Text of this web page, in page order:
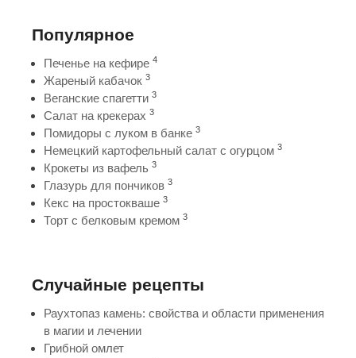
Популярное
Печенье на кефире 4
Жареный кабачок 3
Веганские спагетти 3
Салат на крекерах 3
Помидоры с луком в банке 3
Немецкий картофельный салат с огурцом 3
Крокеты из вафель 3
Глазурь для пончиков 3
Кекс на простокваше 3
Торт с белковым кремом 3
Случайные рецепты
Раухтопаз камень: свойства и области применения
в магии и лечении
Грибной омлет